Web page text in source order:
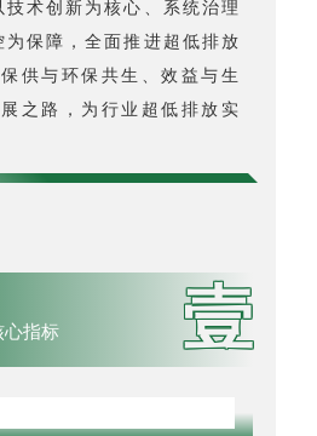
技术创新为核心、系统治理
为保障，全面推进超低排放
供与环保共生、效益与生
之路，为行业超低排放实
心指标 壹